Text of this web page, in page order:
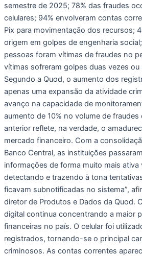
semestre de 2025; 78% das fraudes
celulares; 94% envolveram contas
Pix para movimentação dos recursos;
origem em golpes de engenharia
pessoas foram vítimas de fraudes no
vítimas sofreram golpes duas vezes ou
Segundo a Quod, o aumento dos
apenas uma expansão da atividade
avanço na capacidade de
aumento de 10% no volume de
anterior reflete, na verdade, o
mercado financeiro. Com a
Banco Central, as instituições
informações de forma muito mais ativa
detectando e trazendo à tona
ficavam subnotificadas no sistema”,
diretor de Produtos e Dados da Quod.
digital continua concentrando a maior
financeiras no país. O celular foi
registrados, tornando-se o principal
criminosos. As contas correntes